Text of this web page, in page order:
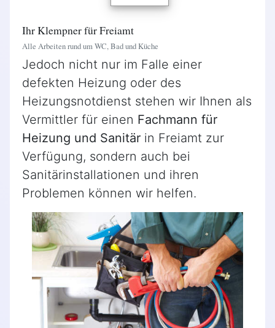
Ihr Klempner für Freiamt
Alle Arbeiten rund um WC, Bad und Küche
Jedoch nicht nur im Falle einer
defekten Heizung oder des
Heizungsnotdienst stehen wir Ihnen als
Vermittler für einen Fachmann für
Heizung und Sanitär in Freiamt zur
Verfügung, sondern auch bei
Sanitärinstallationen und ihren
Problemen können wir helfen.